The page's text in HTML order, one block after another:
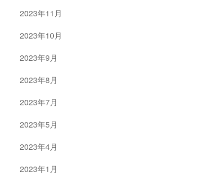
2023年11月
2023年10月
2023年9月
2023年8月
2023年7月
2023年5月
2023年4月
2023年1月